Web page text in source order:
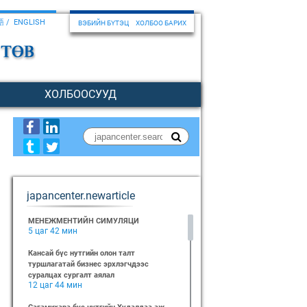
ВЭБИЙН БҮТЭЦ ХОЛБОО БАРИХ
ENGLISH
ХОЛБООСУУД
japancenter.newarticle
МЕНЕЖМЕНТИЙН СИМУЛЯЦИ
5 цаг 42 мин
Кансай бүс нутгийн олон талт
туршлагатай бизнес эрхлэгчдээс
суралцах сургалт аялал
12 цаг 44 мин